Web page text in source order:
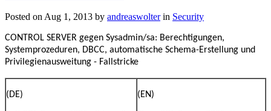
Posted on Aug 1, 2013 by andreaswolterin Security
CONTROL SERVER gegen Sysadmin/sa: Berechtigungen,
Systemprozeduren, DBCC, automatische Schema-Erstellung und
Privilegienausweitung - Fallstricke
(DE) (EN)